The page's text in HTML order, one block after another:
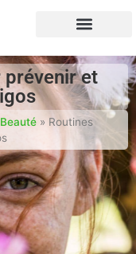
prévenir et
Beauté » Routines